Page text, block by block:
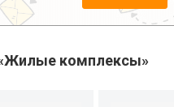
комплексы»